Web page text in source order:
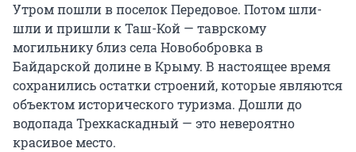
Утром пошли в поселок Передовое. Потом шли-
шли и пришли к Таш-Кой — таврскому
могильнику близ села Новобобровка в
Байдарской долине в Крыму. В настоящее время
сохранились остатки строений, которые являются
объектом исторического туризма. Дошли до
водопада Трехкаскадный — это невероятно
красивое место.